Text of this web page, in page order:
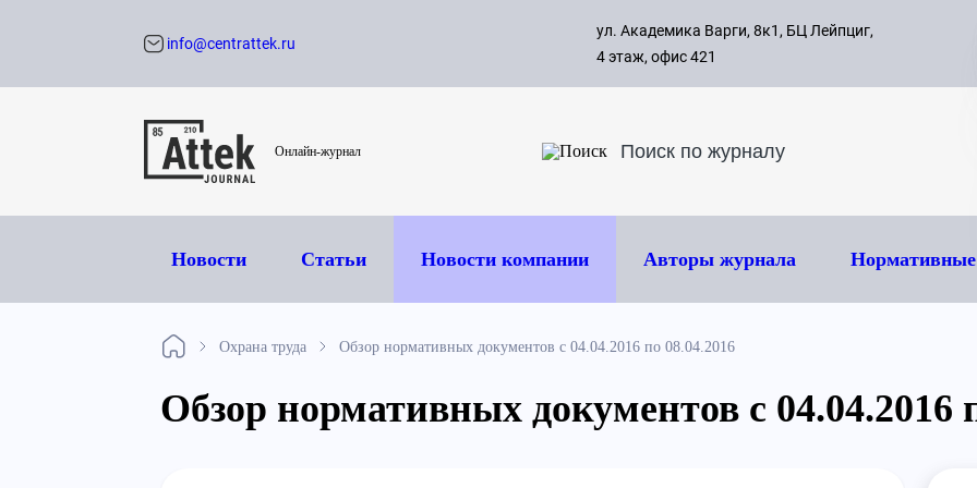
с 09:00
8 495
info@centrattek.ru
ул. Академика Варги, 8к1, БЦ Лейпциг,
4 этаж, офис 421
Онлайн-журнал
Новости Статьи Новости компании Авторы журнала
Охрана труда Обзор нормативных документов с 04.04.2016 по 08.04.2016
Обзор нормативных документов с 04.04.2016